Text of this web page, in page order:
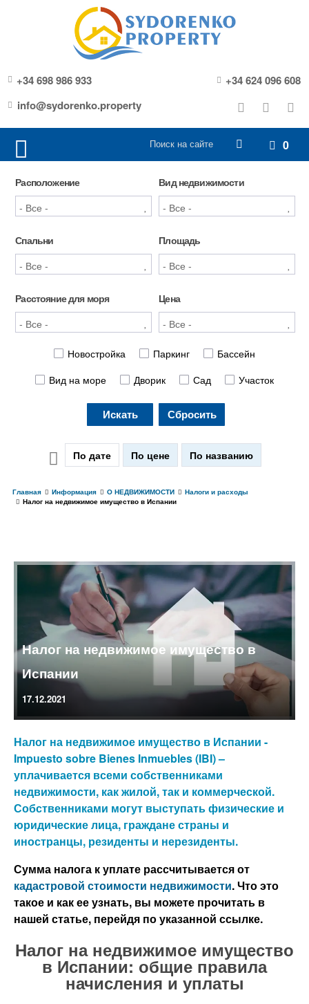
+34 698 986 933
+34 624 096 608
info@sydorenko.property
0
Расположение Вид недвижимости
Спальни Площадь
Расстояние для моря Цена
Новостройка Паркинг
Бассейн
Вид на море
Дворик Сад Участок
Искать Сбросить
По дате По цене По названию
Главная Информация О НЕДВИЖИМОСТИ
Налоги и расходы
Налог на недвижимое имущество в Испании
Налог на недвижимое имущество в
Испании
17.12.2021
Налог на недвижимое имущество в Испании -
Impuesto sobre Bienes Inmuebles (IBI) –
уплачивается всеми собственниками
недвижимости, как жилой, так и коммерческой.
Собственниками могут выступать физические и
юридические лица, граждане страны и
иностранцы, резиденты и нерезиденты.
Сумма налога к уплате рассчитывается от
кадастровой стоимости недвижимости. Что это
такое и как ее узнать, вы можете прочитать в
нашей статье, перейдя по указанной ссылке.
Налог на недвижимое имущество
в Испании: общие правила
начисления и уплаты